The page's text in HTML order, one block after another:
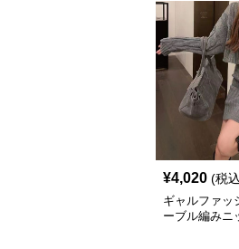
¥4,020 (税
ギャルファッ
ーブル編みニ